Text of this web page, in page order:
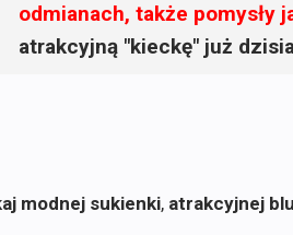
odmianach, także pomysły
atrakcyjną "kieckę" już
modnej sukienki, atrakcyjnej